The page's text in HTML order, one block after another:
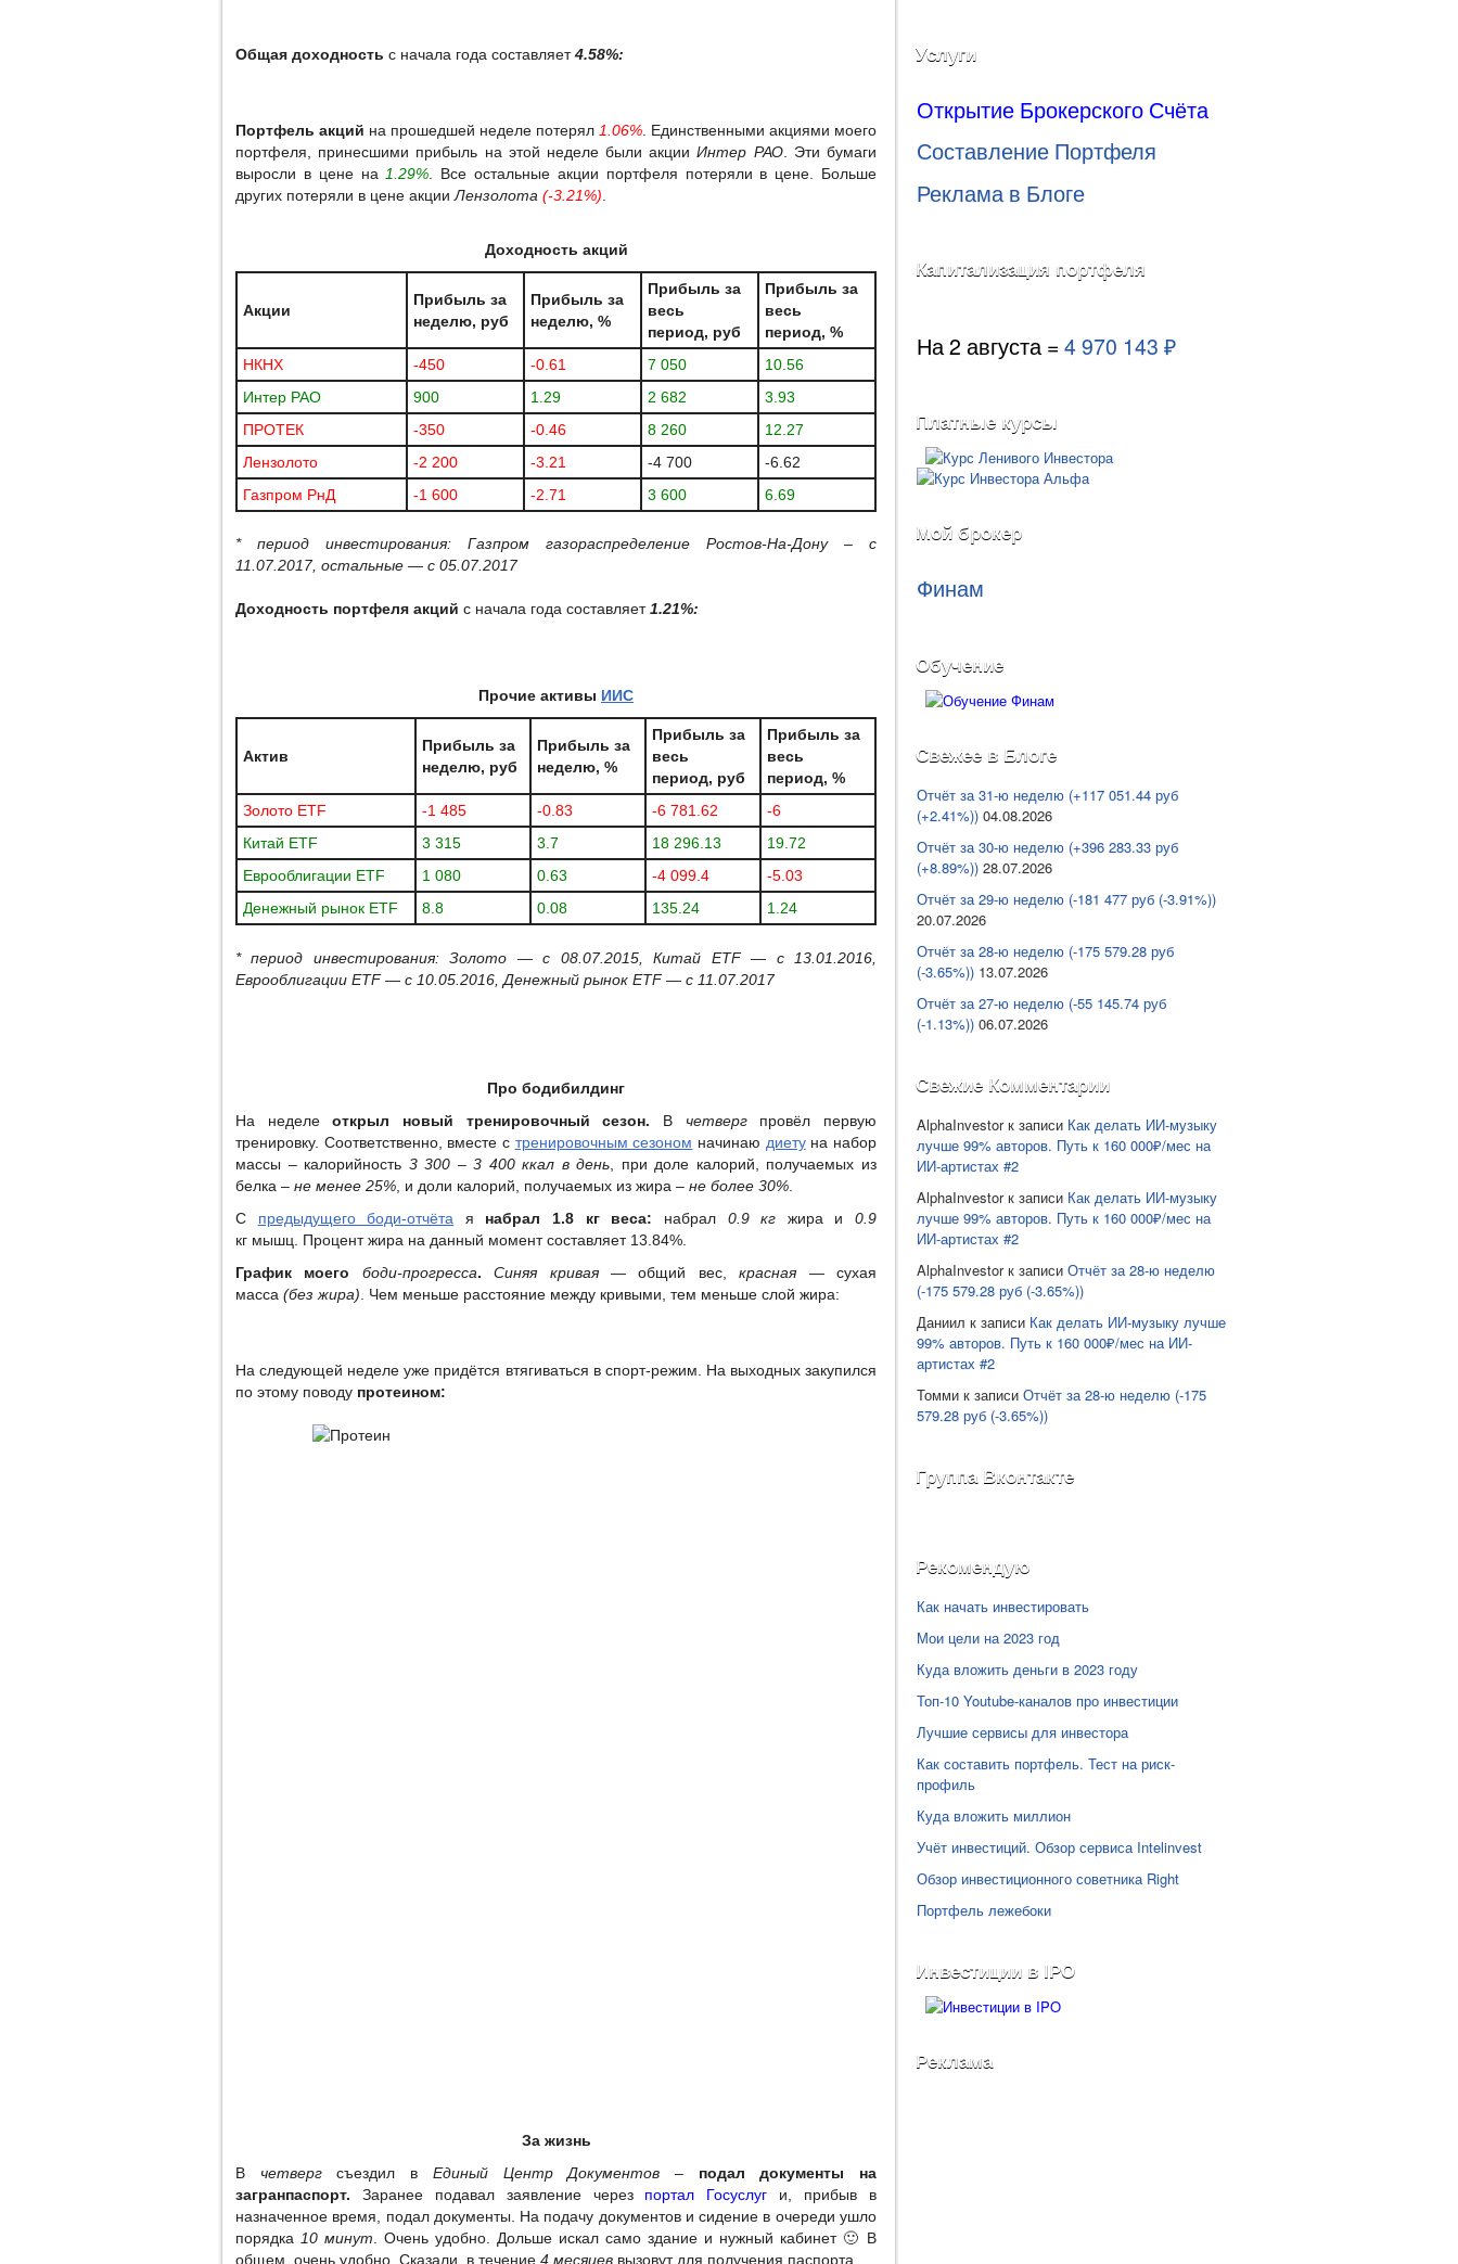
Общая доходность с начала года составляет4.58%:
Портфель акций на прошедшей неделе потерял 1.06% . Единственными акциями моего
портфеля, принесшими прибыль на этой неделе были акцииИнтер РАО. Эти бумаги
выросли в цене на 1.29% . Все остальные акции портфеля потеряли в цене. Больше
других потеряли в цене акции Лензолота (-3.21%)
Доходность акций
Акции
Прибыль за
неделю, руб
Прибыль за
неделю, %
Прибыль за
весь
период, руб
Прибыль за
весь
период, %
НКНХ
-450 -0.61 7 050
10.56
Интер РАО
900 1.29 2 682
3.93
ПРОТЕК
-350 -0.46 8 260
12.27
Лензолото
-2 200 -3.21 -4 700
-6.62
Газпром РнД
-1 600 -2.71 3 600 6.69
* период инвестирования: Газпром газораспределение Ростов-На-Дону – с
11.07.2017, остальные — с 05.07.2017
Доходность портфеля акций с начала года составляет1.21%:
Прочие активы ИИС
Актив
Прибыль за
неделю, руб
Прибыль за
неделю, %
Прибыль за
весь
период, руб
Прибыль за
весь
период, %
Золото ETF
-1 485 -0.83 -6 781.62
-6
Китай ETF
3 315 3.7 18 296.13
19.72
Еврооблигации ETF
1 080 0.63 -4 099.4
-5.03
Денежный рынок ETF
8.8 0.08 135.24 1.24
* период инвестирования: Золото — с 08.07.2015, Китай ETF — с 13.01.2016,
Еврооблигации ETF — c 10.05.2016, Денежный рынок ETF — c 11.07.2017
Про бодибилдинг
На неделеоткрыл новый тренировочный сезон. В четвергпровёл первую
тренировку. Соответственно, вместе с тренировочным сезоном начинаю диетуна набор
массы – калорийность 3 300 – 3 400 ккал в день , при доле калорий, получаемых из
белка – не менее 25% , и доли калорий, получаемых из жира – не более 30%
С предыдущего боди-отчёта я набрал 1.8 кг веса: набрал 0.9 кг жира и0.9
кг мышц. Процент жира на данный момент составляет 13.84%.
График моего боди-прогресса. Синяя кривая— общий вес,красная — сухая
масса (без жира) . Чем меньше расстояние между кривыми, тем меньше слой жира:
На следующей неделе уже придётся втягиваться в спорт-режим. На выходных закупился
по этому поводу протеином:
За жизнь
В четвергсъездил в Единый Центр Документов – подал документы на
загранпаспорт. Заранее подавал заявление через портал Госуслуг и, прибыв в
назначенное время, подал документы. На подачу документов и сидение в очереди ушло
порядка 10 минут . Очень удобно. Дольше искал само здание и нужный кабинет 🙂 В
общем, очень удобно. Сказали, в течение 4 месяцев вызовут для получения паспорта.
Услуги
Открытие Брокерского Счёта
Составление Портфеля
Реклама в Блоге
Капитализация портфеля
На 2 августа = 4 970 143 ₽
Платные курсы
Мой брокер
Финам
Обучение
Свежее в Блоге
Отчёт за 31-ю неделю (+117 051.44 руб
(+2.41%)) 04.08.2026
Отчёт за 30-ю неделю (+396 283.33 руб
(+8.89%)) 28.07.2026
Отчёт за 29-ю неделю (-181 477 руб (-3.91%))
20.07.2026
Отчёт за 28-ю неделю (-175 579.28 руб
(-3.65%)) 13.07.2026
Отчёт за 27-ю неделю (-55 145.74 руб
(-1.13%)) 06.07.2026
Свежие Комментарии
AlphaInvestorк записи Как делать ИИ-музыку
лучше 99% авторов. Путь к 160 000₽/мес на
ИИ-артистах #2
AlphaInvestorк записи Как делать ИИ-музыку
лучше 99% авторов. Путь к 160 000₽/мес на
ИИ-артистах #2
AlphaInvestorк записи Отчёт за 28-ю неделю
(-175 579.28 руб (-3.65%))
Даниил к записи Как делать ИИ-музыку лучше
99% авторов. Путь к 160 000₽/мес на ИИ-
артистах #2
Томми к записи Отчёт за 28-ю неделю (-175
579.28 руб (-3.65%))
Группа Вконтакте
Рекомендую
Как начать инвестировать
Мои цели на 2023 год
Куда вложить деньги в 2023 году
Топ-10 Youtube-каналов про инвестиции
Лучшие сервисы для инвестора
Как составить портфель. Тест на риск-
профиль
Куда вложить миллион
Учёт инвестиций. Обзор сервиса Intelinvest
Обзор инвестиционного советника Right
Портфель лежебоки
Инвестиции в IPO
Реклама